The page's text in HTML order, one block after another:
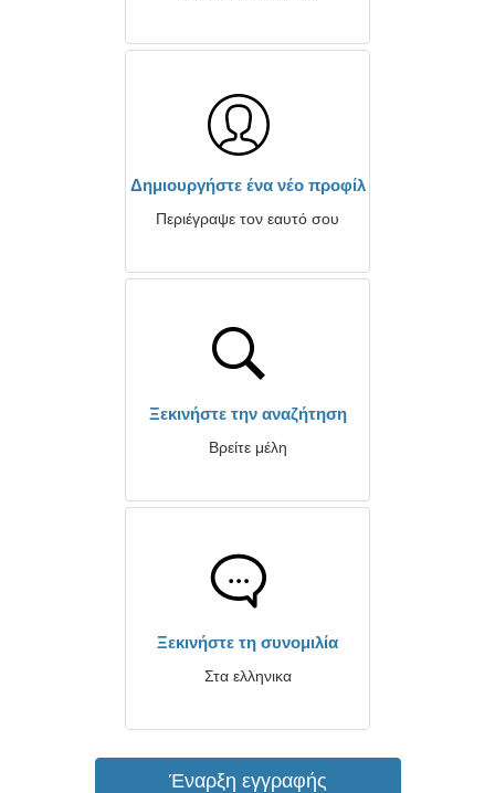
Δημιουργήστε ένα νέο προφίλ
Περιέγραψε τον εαυτό σου
Ξεκινήστε την αναζήτηση
Βρείτε μέλη
Ξεκινήστε τη συνομιλία
Στα ελληνικα
Έναρξη εγγραφής